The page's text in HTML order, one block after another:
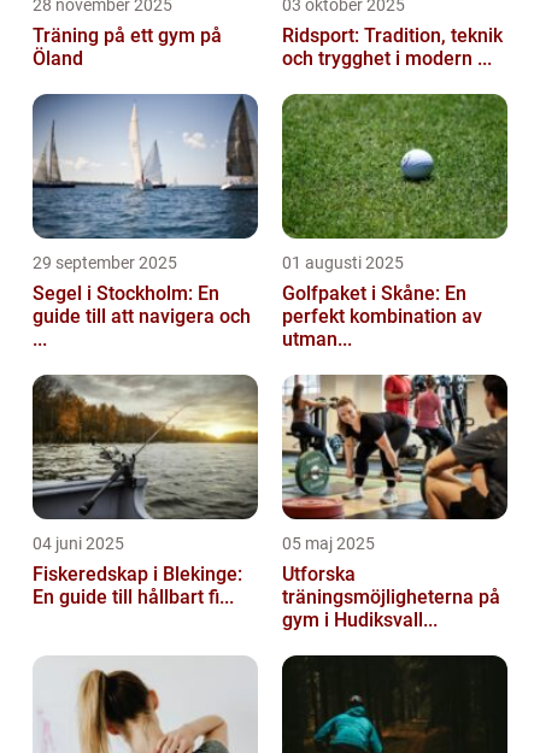
28 november 2025
Träning på ett gym på
Öland
03 oktober 2025
Ridsport: Tradition, teknik
och trygghet i modern ...
29 september 2025
Segel i Stockholm: En
guide till att navigera och
...
01 augusti 2025
Golfpaket i Skåne: En
perfekt kombination av
utman...
04 juni 2025
Fiskeredskap i Blekinge:
En guide till hållbart fi...
05 maj 2025
Utforska
träningsmöjligheterna på
gym i Hudiksvall...